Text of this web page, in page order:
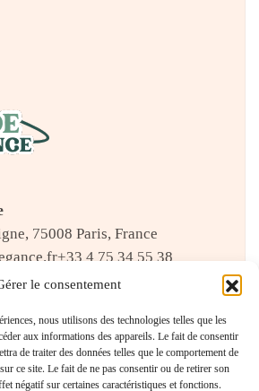
le consentement
nous utilisons des technologies telles que les
aux informations des appareils. Le fait de consentir
de traiter des données telles que le comportement de
ce site. Le fait de ne pas consentir ou de retirer son
négatif sur certaines caractéristiques et fonctions.
75008 Paris, France
+33 4 75 34 55 38
(19)